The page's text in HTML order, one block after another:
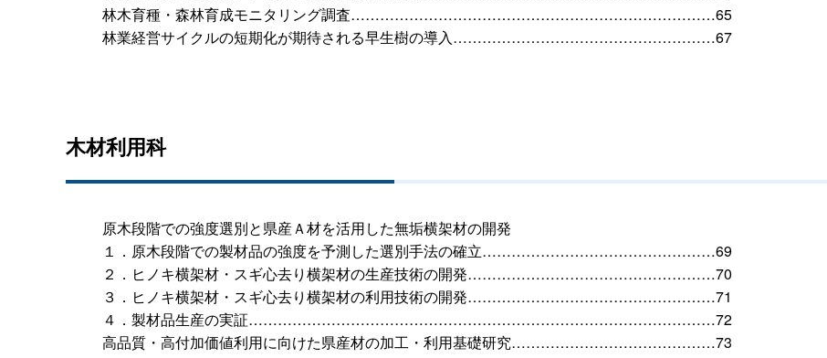
林木育種・森林育成モニタリング調査…………………………………………………………………65
林業経営サイクルの短期化が期待される早生樹の導入………………………………………………67
木材利用科
原木段階での強度選別と県産Ａ材を活用した無垢横架材の開発
１．原木段階での製材品の強度を予測した選別手法の確立…………………………………………69
２．ヒノキ横架材・スギ心去り横架材の生産技術の開発……………………………………………70
３．ヒノキ横架材・スギ心去り横架材の利用技術の開発……………………………………………71
４．製材品生産の実証……………………………………………………………………………………72
高品質・高付加価値利用に向けた県産材の加工・利用基礎研究……………………………………73